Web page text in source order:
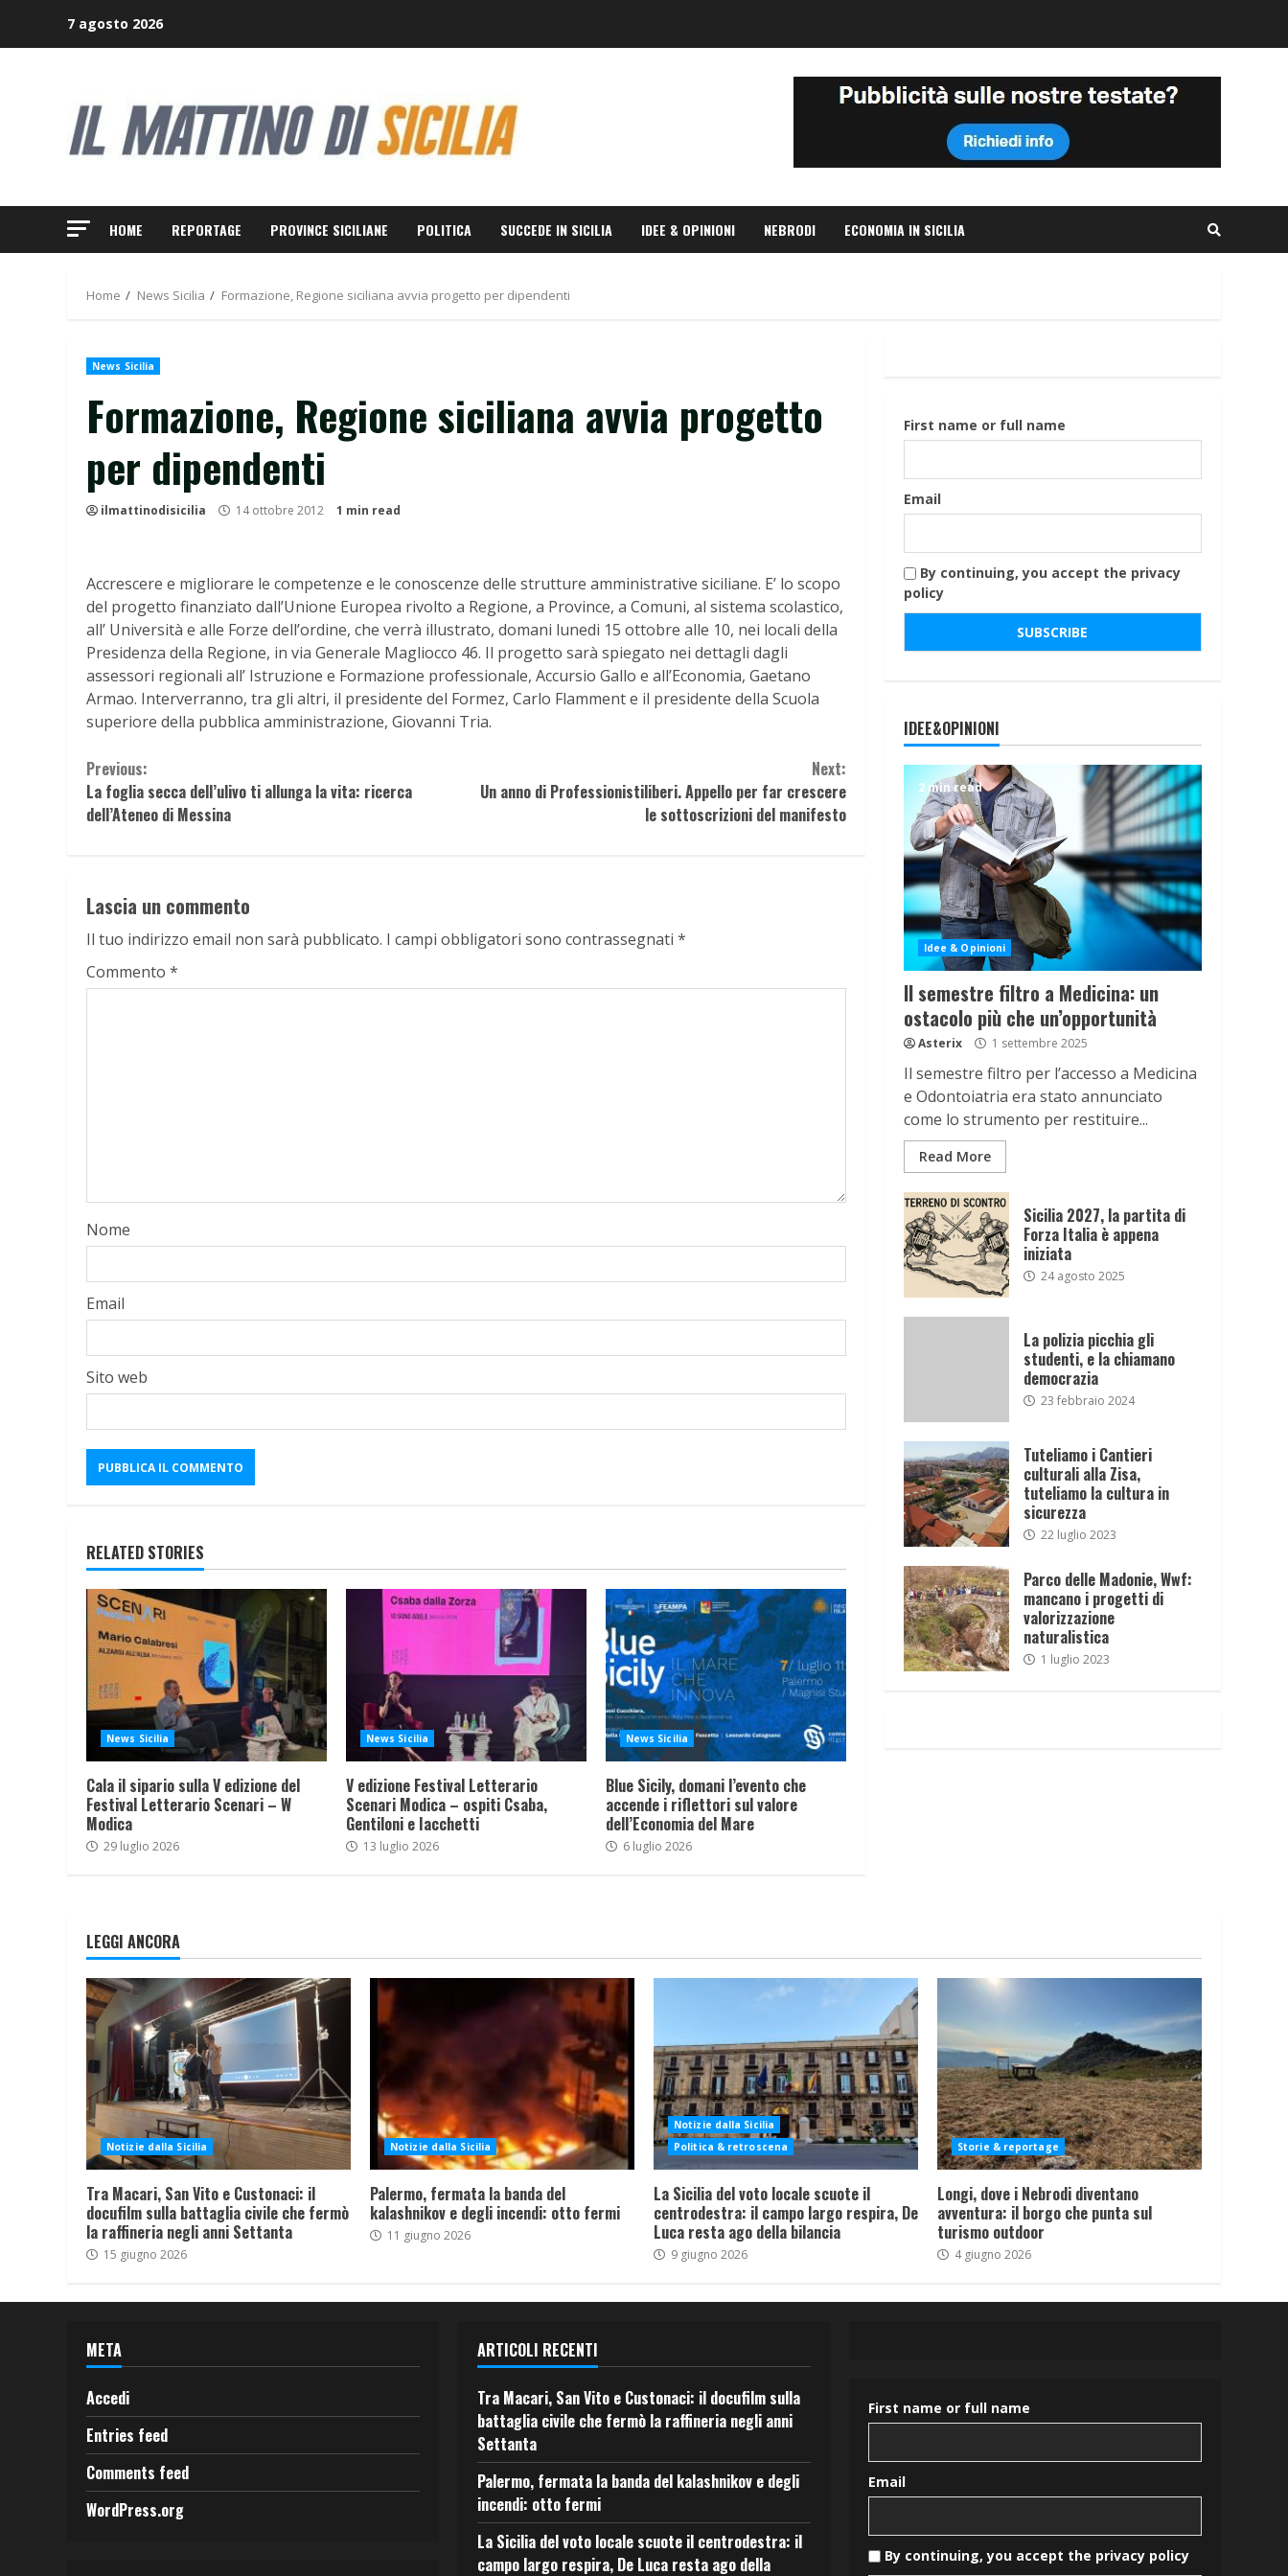
7 agosto 2026
HOME REPORTAGE PROVINCE SICILIANE POLITICA SUCCEDE IN SICILIA IDEE & OPINIONI NEBRODI ECONOMIA IN SICILIA
Home News Sicilia Formazione, Regione siciliana avvia progetto per dipendenti
News Sicilia
Formazione, Regione siciliana avvia progetto
per dipendenti
ilmattinodisicilia 14 ottobre 2012 1 min read
Accrescere e migliorare le competenze e le conoscenze delle strutture amministrative siciliane. E’ lo scopo
del progetto finanziato dall’Unione Europea rivolto a Regione, a Province, a Comuni, al sistema scolastico,
all’ Università e alle Forze dell’ordine, che verrà illustrato, domani lunedi 15 ottobre alle 10, nei locali della
Presidenza della Regione, in via Generale Magliocco 46. Il progetto sarà spiegato nei dettagli dagli
assessori regionali all’ Istruzione e Formazione professionale, Accursio Gallo e all’Economia, Gaetano
Armao. Interverranno, tra gli altri, il presidente del Formez, Carlo Flamment e il presidente della Scuola
superiore della pubblica amministrazione, Giovanni Tria.
Continue
Reading
Previous:
La foglia secca dell’ulivo ti allunga la vita: ricerca
dell’Ateneo di Messina
Next:
Un anno di Professionistiliberi. Appello per far crescere
le sottoscrizioni del manifesto
Lascia un commento
Il tuo indirizzo email non sarà pubblicato. I campi obbligatori sono contrassegnati *
Commento *
Nome
Email
Sito web
RELATED STORIES
News Sicilia
Cala il sipario sulla V edizione del
Festival Letterario Scenari – W
Modica
29 luglio 2026
News Sicilia
V edizione Festival Letterario
Scenari Modica – ospiti Csaba,
Gentiloni e Iacchetti
13 luglio 2026
News Sicilia
Blue Sicily, domani l’evento che
accende i riflettori sul valore
dell’Economia del Mare
6 luglio 2026
First name or full name
Email
By continuing, you accept the privacy
policy
IDEE&OPINIONI
2 min read
Idee & Opinioni
Il semestre filtro a Medicina: un
ostacolo più che un’opportunità
Asterix 1 settembre 2025
Il semestre filtro per l’accesso a Medicina
e Odontoiatria era stato annunciato
come lo strumento per restituire...
Read More
Sicilia 2027, la partita di
Forza Italia è appena
iniziata
24 agosto 2025
La polizia picchia gli
studenti, e la chiamano
democrazia
23 febbraio 2024
Tuteliamo i Cantieri
culturali alla Zisa,
tuteliamo la cultura in
sicurezza
22 luglio 2023
Parco delle Madonie, Wwf:
mancano i progetti di
valorizzazione
naturalistica
1 luglio 2023
LEGGI ANCORA
Notizie dalla Sicilia
Tra Macari, San Vito e Custonaci: il
docufilm sulla battaglia civile che fermò
la raffineria negli anni Settanta
15 giugno 2026
Notizie dalla Sicilia
Palermo, fermata la banda del
kalashnikov e degli incendi: otto fermi
11 giugno 2026
Notizie dalla Sicilia
Politica & retroscena
La Sicilia del voto locale scuote il
centrodestra: il campo largo respira, De
Luca resta ago della bilancia
9 giugno 2026
Storie & reportage
Longi, dove i Nebrodi diventano
avventura: il borgo che punta sul
turismo outdoor
4 giugno 2026
META
Accedi
Entries feed
Comments feed
WordPress.org
ARTICOLI RECENTI
Tra Macari, San Vito e Custonaci: il docufilm sulla
battaglia civile che fermò la raffineria negli anni
Settanta
Palermo, fermata la banda del kalashnikov e degli
incendi: otto fermi
La Sicilia del voto locale scuote il centrodestra: il
campo largo respira, De Luca resta ago della
First name or full name
Email
By continuing, you accept the privacy policy